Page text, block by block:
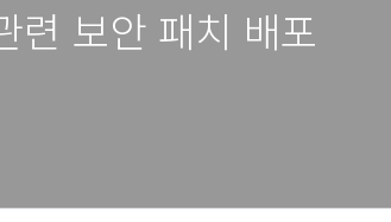
련 보안 패치 배포